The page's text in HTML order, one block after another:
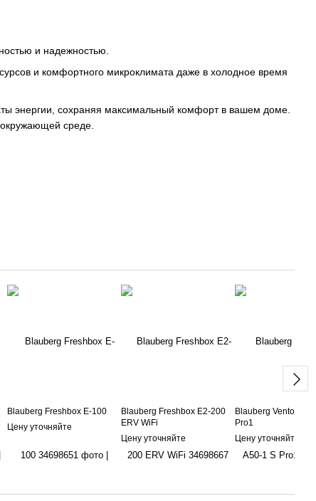
и надежностью.
и комфортного микроклимата даже в холодное время
энергии, сохраняя максимальный комфорт в вашем доме.
среде.
Blauberg Freshbox E-100
Цену уточняйте
Blauberg Freshbox E2-200
ERV WiFi
Цену уточняйте
Blauberg Vento
Pro1
Цену уточняйте